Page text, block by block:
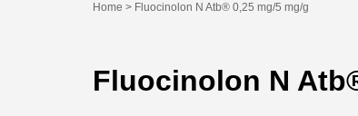
Home > Fluocinolon N Atb® 0,25 mg/5 mg/g
Fluocinolon N